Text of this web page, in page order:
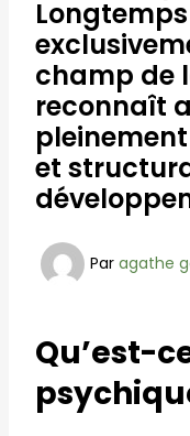
champ de
reconnaît
et
Par agathe
Qu’est-